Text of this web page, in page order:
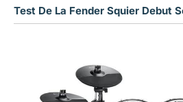
Test De La Fender Squier Debut